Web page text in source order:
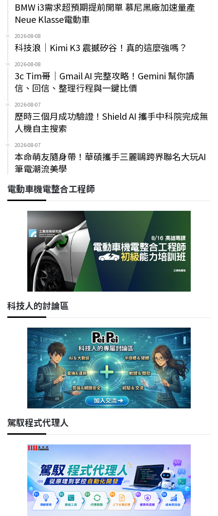
BMW i3需求超預期提前開單 慕尼黑廠加速量產
Neue Klasse電動車
2026-08-08
科技浪｜Kimi K3 震撼矽谷！真的這麼強嗎？
2026-08-08
3c Tim哥｜Gmail AI 完整攻略！Gemini 幫你讀
信、回信、整理行程與一鍵比價
2026-08-07
歷時三個月成功驗證！Shield AI 攜手中科院完成無
人機自主搜索
2026-08-07
本命萌友隨身帶！華碩攜手三麗鷗跨界聯名大玩AI
筆電潮流美學
電動車機電整合工程師
科技人的討論區
駕馭程式代理人